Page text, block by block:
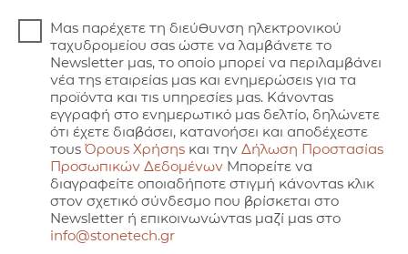
Μας παρέχετε τη διεύθυνση ηλεκτρονικού
ταχυδρομείου σας ώστε να λαμβάνετε το
Newsletter μας, το οποίο μπορεί να περιλαμβάνει
νέα της εταιρείας μας και ενημερώσεις για τα
προϊόντα και τις υπηρεσίες μας. Κάνοντας
εγγραφή στο ενημερωτικό μας δελτίο, δηλώνετε
ότι έχετε διαβάσει, κατανοήσει και αποδέχεστε
τους Όρους Χρήσης και την Δήλωση Προστασίας
Προσωπικών Δεδομένων Μπορείτε να
διαγραφείτε οποιαδήποτε στιγμή κάνοντας κλικ
στον σχετικό σύνδεσμο που βρίσκεται στο
Newsletter ή επικοινωνώντας μαζί μας στο
info@stonetech.gr